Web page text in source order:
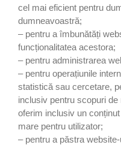
cel mai eficient pentru
dumneavoastră;
– pentru a îmbunătăți
funcționalitatea acestora;
– pentru administrarea
– pentru operațiunile
statistică sau cercetare,
inclusiv pentru scopuri
oferim inclusiv un
mare pentru utilizator;
– pentru a păstra